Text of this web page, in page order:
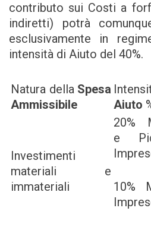
contributo sui Costi a
indiretti) potrà
esclusivamente in
intensità di Aiuto del 40%.
Natura della Spesa
Ammissibile
Aiuto
Investimenti
materiali e
immateriali
20%
e
10%